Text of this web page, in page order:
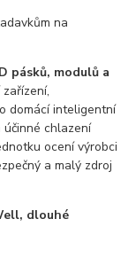
na
pásků, modulů a
domácí inteligentní
chlazení
ocení výrobci
a malý zdroj
dlouhé